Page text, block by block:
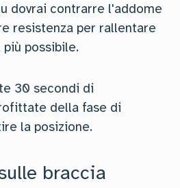
dovrai contrarre l'addome
resistenza per rallentare
possibile.
30 secondi di
della fase di
la posizione.
braccia